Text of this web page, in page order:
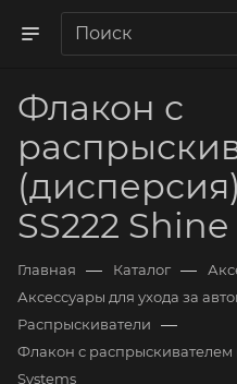
Флакон с
SS222
Главная — Каталог —
Аксессуары для ухода за
Распрыскиватели —
Флакон с распрыскивателем
Systems